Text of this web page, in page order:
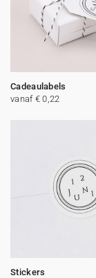
Cadeaulabels
vanaf € 0,22
Stickers